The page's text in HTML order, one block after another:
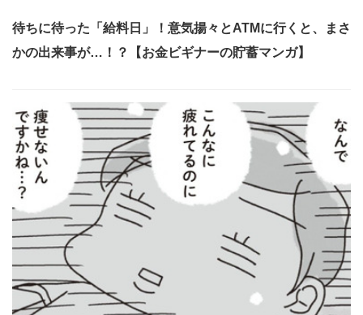
待ちに待った「給料日」！意気揚々とATMに行くと、まさ
かの出来事が…！？【お金ビギナーの貯蓄マンガ】